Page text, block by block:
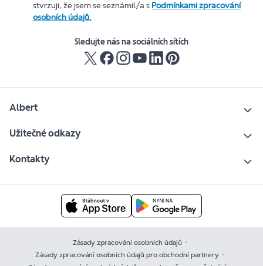
stvrzuji, že jsem se seznámil/a s Podmínkami zpracování
osobních údajů.
Sledujte nás na sociálních sítích
Albert
Užitečné odkazy
Kontakty
Zásady zpracování osobních údajů
Zásady zpracování osobních údajů pro obchodní partnery